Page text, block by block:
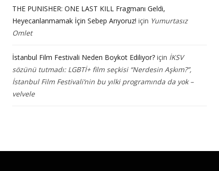
THE PUNISHER: ONE LAST KILL Fragmanı Geldi,
Heyecanlanmamak İçin Sebep Arıyoruz! için Yumurtasız
Omlet
İstanbul Film Festivali Neden Boykot Ediliyor? için İKSV
sözünü tutmadı: LGBTİ+ film seçkisi “Nerdesin Aşkım?”,
İstanbul Film Festivali’nin bu yılki programında da yok –
velvele